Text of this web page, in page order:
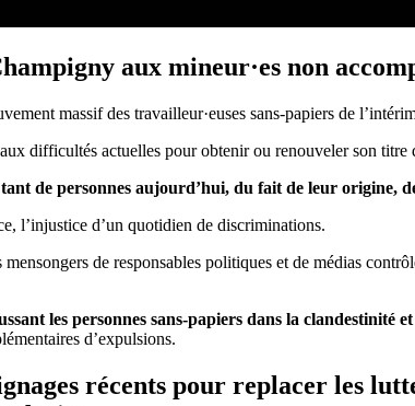
aux mineur·es non
massif des travailleur·euses sans-papiers de
difficultés actuelles pour obtenir ou renouveler son titre
de personnes aujourd’hui, du fait de leur origine,
l’injustice d’un quotidien de discriminations.
de responsables politiques et de médias
les personnes sans-papiers dans la clandestinité
d’expulsions.
récents pour replacer les